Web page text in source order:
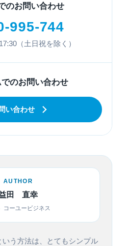
のお問い合わせ
995-744
（土日祝を除く）
のお問い合わせ
い合わせ
AUTHOR
田 直幸
コーユービジネス
う方法は、とてもシンプル